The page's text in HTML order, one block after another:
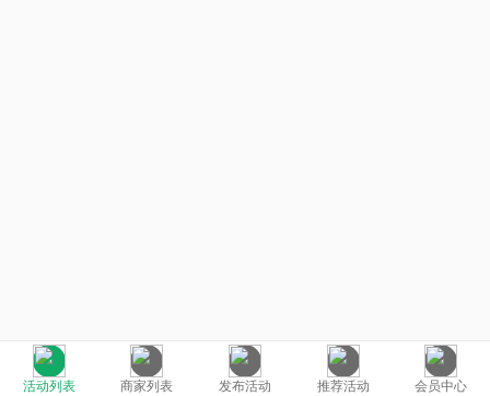
活动列表 商家列表 发布活动 推荐活动 会员中心